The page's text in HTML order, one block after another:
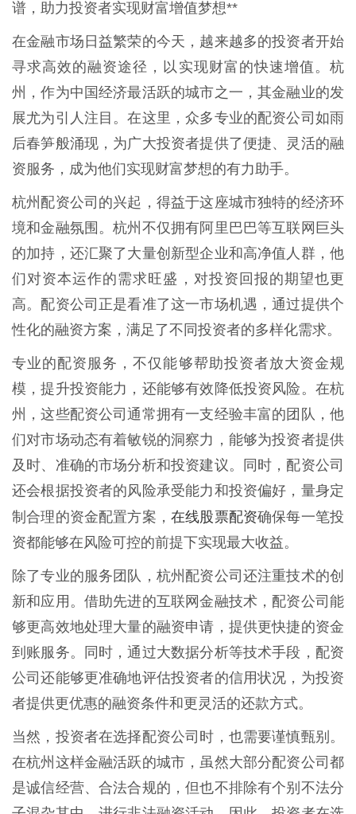
谱，助力投资者实现财富增值梦想**
在金融市场日益繁荣的今天，越来越多的投资者开始
寻求高效的融资途径，以实现财富的快速增值。杭
州，作为中国经济最活跃的城市之一，其金融业的发
展尤为引人注目。在这里，众多专业的配资公司如雨
后春笋般涌现，为广大投资者提供了便捷、灵活的融
资服务，成为他们实现财富梦想的有力助手。
杭州配资公司的兴起，得益于这座城市独特的经济环
境和金融氛围。杭州不仅拥有阿里巴巴等互联网巨头
的加持，还汇聚了大量创新型企业和高净值人群，他
们对资本运作的需求旺盛，对投资回报的期望也更
高。配资公司正是看准了这一市场机遇，通过提供个
性化的融资方案，满足了不同投资者的多样化需求。
专业的配资服务，不仅能够帮助投资者放大资金规
模，提升投资能力，还能够有效降低投资风险。在杭
州，这些配资公司通常拥有一支经验丰富的团队，他
们对市场动态有着敏锐的洞察力，能够为投资者提供
及时、准确的市场分析和投资建议。同时，配资公司
还会根据投资者的风险承受能力和投资偏好，量身定
制合理的资金配置方案， 在线股票配资确保每一笔投
资都能够在风险可控的前提下实现最大收益。
除了专业的服务团队，杭州配资公司还注重技术的创
新和应用。借助先进的互联网金融技术，配资公司能
够更高效地处理大量的融资申请，提供更快捷的资金
到账服务。同时，通过大数据分析等技术手段，配资
公司还能够更准确地评估投资者的信用状况，为投资
者提供更优惠的融资条件和更灵活的还款方式。
当然，投资者在选择配资公司时，也需要谨慎甄别。
在杭州这样金融活跃的城市，虽然大部分配资公司都
是诚信经营、合法合规的，但也不排除有个别不法分